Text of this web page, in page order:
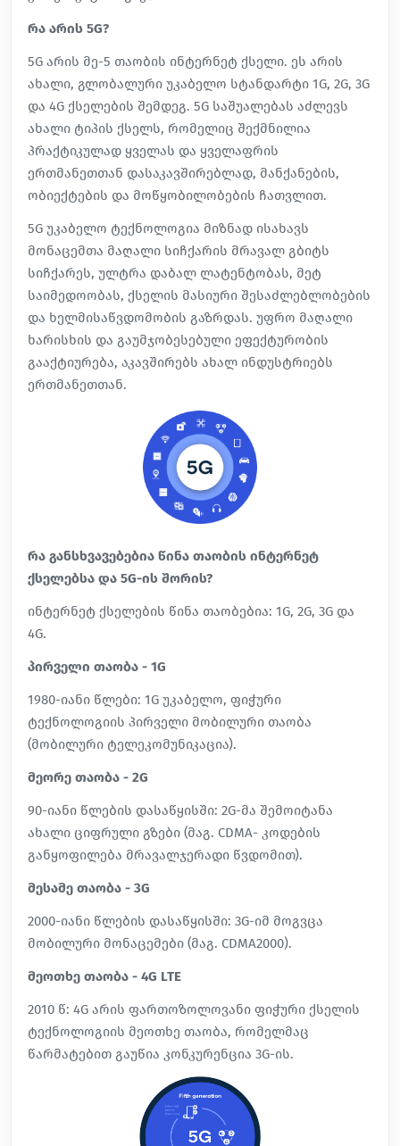
რა არის 5G?
5G არის მე-5 თაობის ინტერნეტ ქსელი. ეს არის
ახალი, გლობალური უკაბელო სტანდარტი 1G, 2G, 3G
და 4G ქსელების შემდეგ. 5G საშუალებას აძლევს
ახალი ტიპის ქსელს, რომელიც შექმნილია
პრაქტიკულად ყველას და ყველაფრის
ერთმანეთთან დასაკავშირებლად, მანქანების,
ობიექტების და მოწყობილობების ჩათვლით.
5G უკაბელო ტექნოლოგია მიზნად ისახავს
მონაცემთა მაღალი სიჩქარის მრავალ გბიტს
სიჩქარეს, ულტრა დაბალ ლატენტობას, მეტ
საიმედოობას, ქსელის მასიური შესაძლებლობების
და ხელმისაწვდომობის გაზრდას. უფრო მაღალი
ხარისხის და გაუმჯობესებული ეფექტურობის
გააქტიურება, აკავშირებს ახალ ინდუსტრიებს
ერთმანეთთან.
რა განსხვავებებია წინა თაობის ინტერნეტ
ქსელებსა და 5G-ის შორის?
ინტერნეტ ქსელების წინა თაობებია: 1G, 2G, 3G და
4G.
პირველი თაობა - 1G
1980-იანი წლები: 1G უკაბელო, ფიჭური
ტექნოლოგიის პირველი მობილური თაობა
(მობილური ტელეკომუნიკაცია).
მეორე თაობა - 2G
90-იანი წლების დასაწყისში: 2G-მა შემოიტანა
ახალი ციფრული გზები (მაგ. CDMA- კოდების
განყოფილება მრავალჯერადი წვდომით).
მესამე თაობა - 3G
2000-იანი წლების დასაწყისში: 3G-იმ მოგვცა
მობილური მონაცემები (მაგ. CDMA2000).
მეოთხე თაობა - 4G LTE
2010 წ: 4G არის ფართოზოლოვანი ფიჭური ქსელის
ტექნოლოგიის მეოთხე თაობა, რომელმაც
წარმატებით გაუწია კონკურენცია 3G-ის.